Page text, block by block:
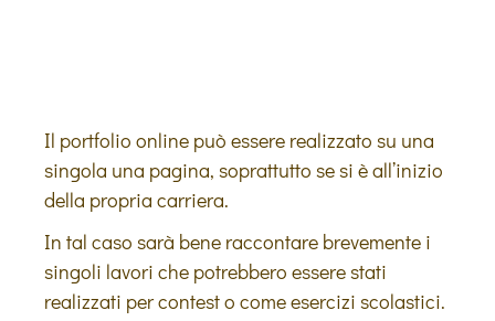
Il portfolio online può essere realizzato su una
singola una pagina, soprattutto se si è all’inizio
della propria carriera.
In tal caso sarà bene raccontare brevemente i
singoli lavori che potrebbero essere stati
realizzati per contest o come esercizi scolastici.